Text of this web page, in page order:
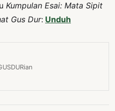
Kumpulan Esai: Mata Sipit
Gus Dur: Unduh